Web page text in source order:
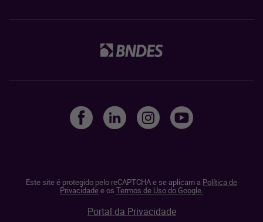
Este site é protegido pelo reCAPTCHA e se aplicam a Política de
Privacidadee os Termos de Uso do Google.
Portal da Privacidade